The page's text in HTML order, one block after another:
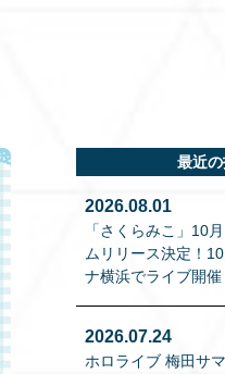
最近
2026.08.01
「さくらみこ」10
ムリリース決定！
ナ横浜でライブ開催
2026.07.24
ホロライブ 梅田サ